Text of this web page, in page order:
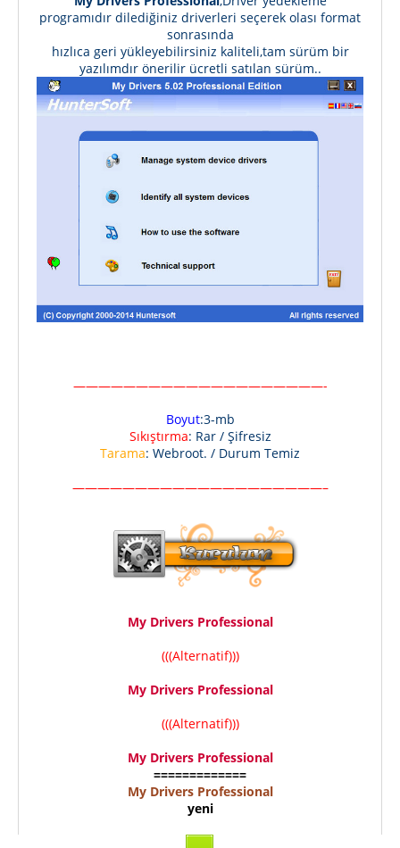
programıdır dilediğiniz driverleri seçerek olası format
sonrasında
hızlıca geri yükleyebilirsiniz kaliteli,tam sürüm bir
yazılımdır önerilir ücretli satılan sürüm..
————————————————————-
Boyut:3-mb
Sıkıştırma: Rar / Şifresiz
Tarama: Webroot. / Durum Temiz
————————————————————–
My Drivers Professional
(((Alternatif)))
My Drivers Professional
(((Alternatif)))
My Drivers Professional
=============
My Drivers Professional
yeni